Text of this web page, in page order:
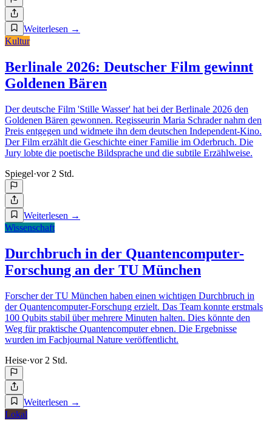
Weiterlesen →
Kultur
Berlinale 2026: Deutscher Film gewinnt
Goldenen Bären
Der deutsche Film 'Stille Wasser' hat bei der Berlinale 2026 den
Goldenen Bären gewonnen. Regisseurin Maria Schrader nahm den
Preis entgegen und widmete ihn dem deutschen Independent-Kino.
Der Film erzählt die Geschichte einer Familie im Oderbruch. Die
Jury lobte die poetische Bildsprache und die subtile Erzählweise.
Spiegel·vor 2 Std.
Weiterlesen →
Wissenschaft
Durchbruch in der Quantencomputer-
Forschung an der TU München
Forscher der TU München haben einen wichtigen Durchbruch in
der Quantencomputer-Forschung erzielt. Das Team konnte erstmals
100 Qubits stabil über mehrere Minuten halten. Dies könnte den
Weg für praktische Quantencomputer ebnen. Die Ergebnisse
wurden im Fachjournal Nature veröffentlicht.
Heise·vor 2 Std.
Weiterlesen →
Lokal